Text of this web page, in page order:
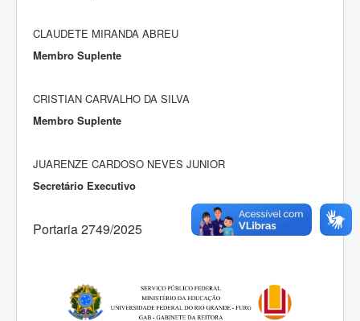
CLAUDETE MIRANDA ABREU
Membro Suplente
CRISTIAN CARVALHO DA SILVA
Membro Suplente
JUARENZE CARDOSO NEVES JUNIOR
Secretário Executivo
Portaria 2749/2025